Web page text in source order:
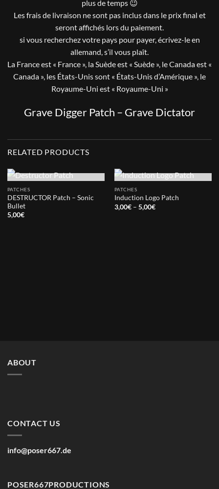
plus de temps 😉
Les frais de livraison ne sont pas inclus dans le prix final et
seront affichés lors du paiement.
si vous recherchez votre pays pour payer, écrivez-le en
allemand, s’il vous plaît.
La France est « France », la Suède est « Suède », le Canada est «
Canada », les États-Unis sont « États-Unis d’Amérique », le
Royaume-Uni est « Royaume-Uni »
Grave Digger Patch – Grave Dictator
RELATED PRODUCTS
OUT OF STOCK
PATCHES
DESTRUCTOR Patch – Sonic
Bullet
5,00€
OUT OF STOCK
PATCHES
Induction Logo Patch
3,00€ – 5,00€Price
ABOUT
CONTACT US
info@poser667.de
POSER667PRODUCTIONS